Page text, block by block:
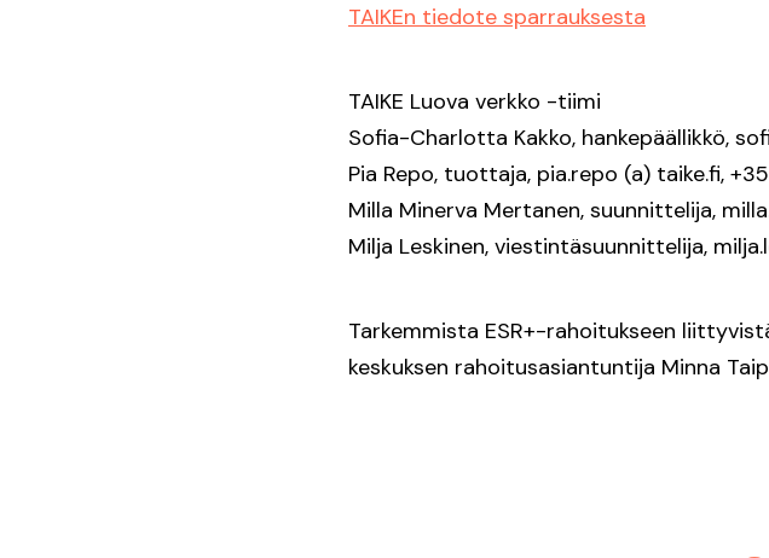
TAIKEn tiedote sparrauksesta
TAIKE Luova verkko -tiimi
Sofia-Charlotta Kakko, hankepäällikkö,
Pia Repo, tuottaja, pia.repo (a) taike.fi,
Milla Minerva Mertanen, suunnittelija,
Milja Leskinen, viestintäsuunnittelija,
Tarkemmista ESR+-rahoitukseen
keskuksen rahoitusasiantuntija Minna